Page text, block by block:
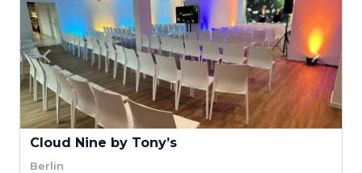
Cloud Nine by Tony’s
Berlin